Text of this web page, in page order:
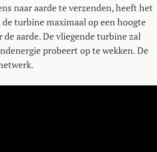
naar aarde te verzenden, heeft het
turbine maximaal op een hoogte
aarde. De vliegende turbine zal
probeert op te wekken. De